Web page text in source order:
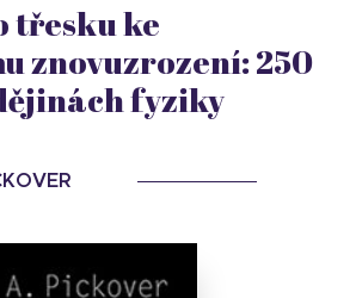
třesku ke
znovuzrození: 250
fyziky